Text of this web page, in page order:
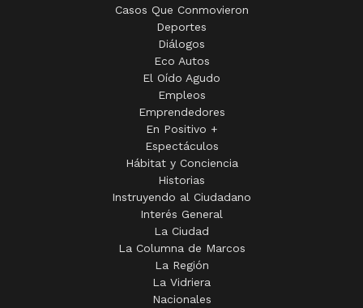
Casos Que Conmovieron
Deportes
Diálogos
Eco Autos
El Oído Agudo
Empleos
Emprendedores
En Positivo +
Espectáculos
Hábitat y Conciencia
Historias
Instruyendo al Ciudadano
Interés General
La Ciudad
La Columna de Marcos
La Región
La Vidriera
Nacionales